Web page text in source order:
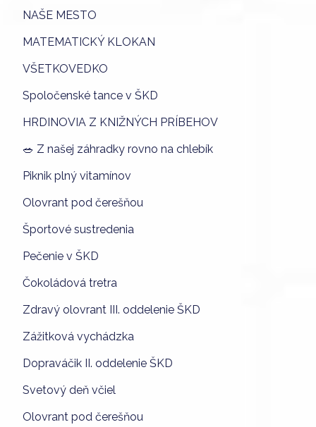
NAŠE MESTO
MATEMATICKÝ KLOKAN
VŠETKOVEDKO
Spoločenské tance v ŠKD
HRDINOVIA Z KNIŽNÝCH PRÍBEHOV
🥗 Z našej záhradky rovno na chlebík
Piknik plný vitamínov
Olovrant pod čerešňou
Športové sustredenia
Pečenie v ŠKD
Čokoládová tretra
Zdravý olovrant III. oddelenie ŠKD
Zážitková vychádzka
Dopraváčik II. oddelenie ŠKD
Svetový deň včiel
Olovrant pod čerešňou